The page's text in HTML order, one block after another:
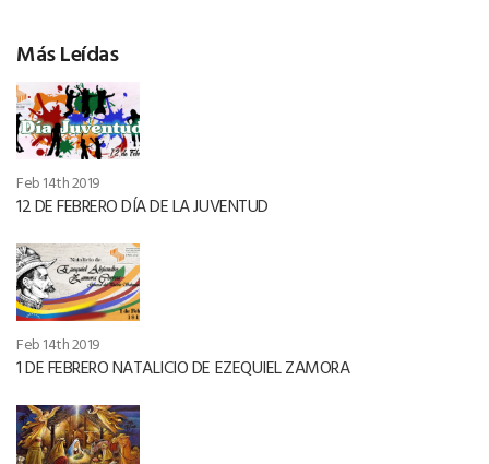
Más Leídas
Feb 14th 2019
12 DE FEBRERO DÍA DE LA JUVENTUD
Feb 14th 2019
1 DE FEBRERO NATALICIO DE EZEQUIEL ZAMORA